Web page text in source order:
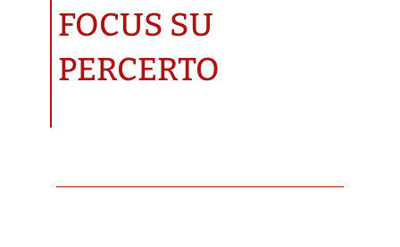
FOCUS SU
PERCERTO